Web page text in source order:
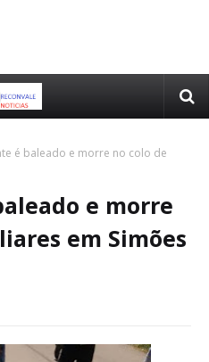
é baleado e morre no colo de
e morre
em Simões